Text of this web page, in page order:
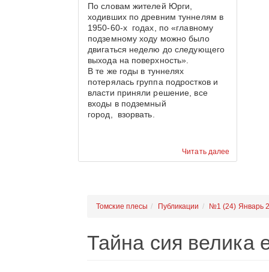
Читать далее
По словам жителей Юрги,
ходивших по древним туннелям в
1950-60-х годах, по «главному
подземному ходу можно было
двигаться неделю до следующего
выхода на поверхность».
В те же годы в туннелях
потерялась группа подростков и
власти приняли решение, все
входы в подземный
город, взорвать.
Томские плесы Публикации №1 (24) Январь
Тайна сия велика